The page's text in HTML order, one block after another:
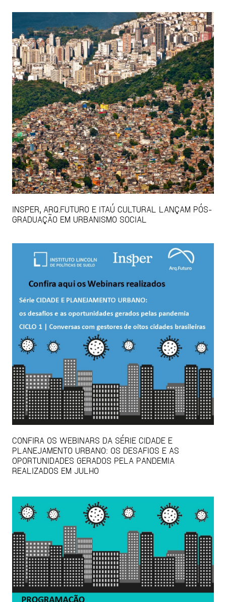
INSPER, ARQ.FUTURO E ITAÚ CULTURAL LANÇAM PÓS-
GRADUAÇÃO EM URBANISMO SOCIAL
CONFIRA OS WEBINARS DA SÉRIE CIDADE E
PLANEJAMENTO URBANO: OS DESAFIOS E AS
OPORTUNIDADES GERADOS PELA PANDEMIA
REALIZADOS EM JULHO